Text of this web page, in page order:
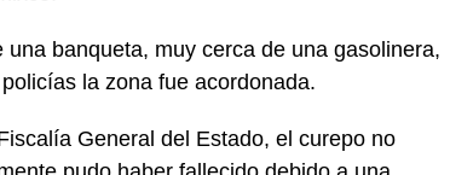
banqueta, muy cerca de una gasolinera,
la zona fue acordonada.
General del Estado, el curepo no